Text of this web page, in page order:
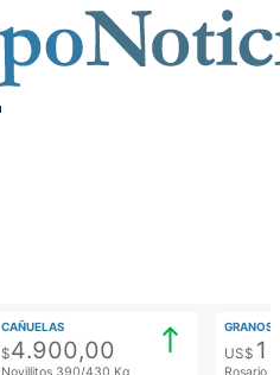
CAÑUELAS
$4.900,00
GRANOS
US$